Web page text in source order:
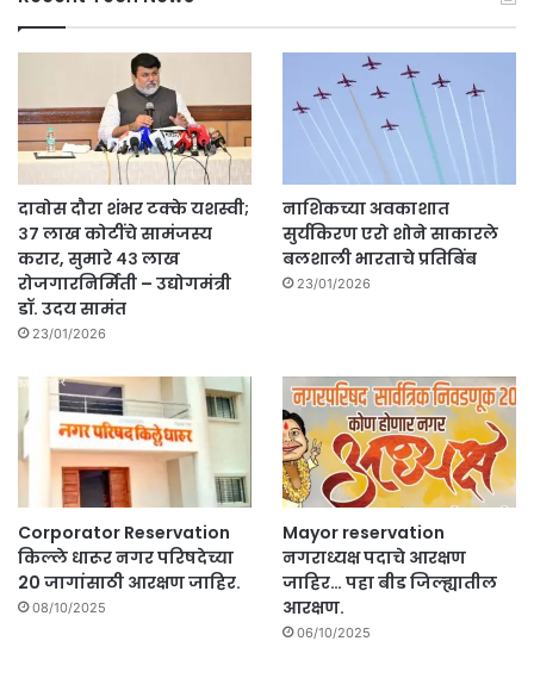
दावोस दौरा शंभर टक्के यशस्वी;
३७ लाख कोटींचे सामंजस्य
करार, सुमारे ४३ लाख
रोजगारनिर्मिती – उद्योगमंत्री
डॉ. उदय सामंत
23/01/2026
नाशिकच्या अवकाशात
सुर्यकिरण एरो शोने साकारले
बलशाली भारताचे प्रतिबिंब
23/01/2026
Corporator Reservation
किल्ले धारूर नगर परिषदेच्या
20 जागांसाठी आरक्षण जाहिर.
08/10/2025
Mayor reservation
नगराध्यक्ष पदाचे आरक्षण
जाहिर… पहा बीड जिल्ह्यातील
आरक्षण.
06/10/2025